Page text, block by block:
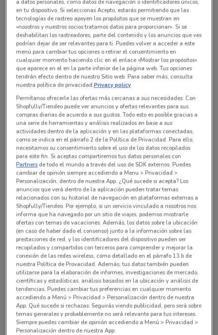
Todas las ofertas de esta tienda
En este momento no hay ofertas vigentes
Sucursales Laboratorio Médico Polanco alrededor
Av. Guadalupe I. Ramirez N° 610 Ciudad De
México
10.7 km
Cenicienta #204, Esquina Av. La Turba Ciudad De
México
11.6 km
a datos personales, como datos de navegación o identificadores únicos,
en tu dispositivo. Si seleccionas Acepto, estarás permitiendo que las
tecnologías de rastreo apoyen los propósitos que se muestran en
«nosotros y nuestros socios tratamos datos para proporcionar». Si se
deshabilitan los rastreadores, parte del contenido y los anuncios que ves
podrían dejar de ser relevantes para ti. Puedes volver a acceder a este
menú para cambiar tus opciones o retirar el consentimiento en
cualquier momento haciendo clic en el enlace «Mostrar los propósitos»
que aparece en el en la parte inferior de la página web. Tus opciones
tendrán efecto dentro de nuestro Sitio web. Para saber más, consulta
nuestra política de privacidad.Privacy policy
Permítanos ofrecerle las ofertas más cercanas a sus necesidades: Con
Shopfully/Tiendeo puede ver anuncios y ofertas relevantes para sus
compras diarias de acuerdo a sus gustos. Todo esto es posible gracias a
una serie de herramientas y análisis realizados en base a sus
actividades dentro de la aplicación y en las plataformas conectadas,
como se indica en el párrafo 2 de la Política de Privacidad. Para ello,
necesitamos su consentimiento sobre el uso de los datos recopilados
para este fin. Si aceptas compartiremos tus datos personales con
Partners de todo el mundo a través del uso de SDK externos. Puedes
cambiar de opinión siempre accediendo a Menu > Privacidad >
Personalización, dentro de nuestra App. ¿Qué sucede si acepta? Los
anuncios que verá dentro de la aplicación pueden tratar temas
relacionados con su historial de navegación en plataformas externas a
Shopfully/Tiendeo. Por ejemplo, si un servicio vinculado a nosotros nos
informa que ha navegado por un sitio de viajes, podemos mostrarle
ofertas con temas de vacaciones. Además, los datos sobre la ubicación
(en caso de haber dado el consenso) junto a la información sobre las
prestaciones de red, y los identificadores del dispositivo pueden ser
recopilados y compartidos con terceros para comprender y mejorar la
conexión de las redes wireless, como detallado en el párrafo 13.b de
nuestra Política de Provacidad. Además, tus datos también pueden
utilizarse para la elaboración de informes, investigaciones de mercado,
científicas y estadísticas, análisis basados en la ubicación y análisis de
tendencias. Puedes cambiar tus preferencias en cualquier momento
accediendo a Menú > Privacidad > Personalización dentro de nuestra
App. Qué sucede si rechazas: Seguirás viendo publicidad, pero será sobre
temas generales y probablemente no será relevante para tus intereses.
Siempre puedes cambiar de opinión accediendo a Menú > Privacidad >
Personalización dentro de nuestra App.